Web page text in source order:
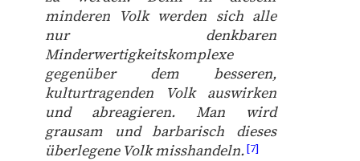
minderen Volk werden sich alle
nur denkbaren
Minderwertigkeitskomplexe
gegenüber dem besseren,
kulturtragenden Volk auswirken
und abreagieren. Man wird
grausam und barbarisch dieses
überlegene Volk misshandeln.[7]